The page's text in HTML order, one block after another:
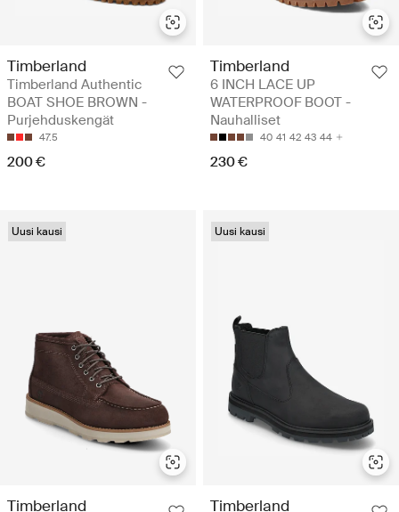
Timberland
Timberland Authentic
BOAT SHOE BROWN -
Purjehduskengät
47.5
200 €
Timberland
6 INCH LACE UP
WATERPROOF BOOT -
Nauhalliset
40 41 42 43 44
230 €
Uusi kausi
Timberland
Uusi kausi
Timberland